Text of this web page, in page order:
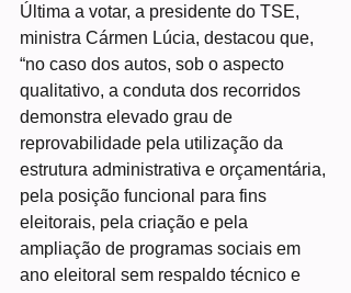
Última a votar, a presidente do TSE,
ministra Cármen Lúcia, destacou que,
“no caso dos autos, sob o aspecto
qualitativo, a conduta dos recorridos
demonstra elevado grau de
reprovabilidade pela utilização da
estrutura administrativa e orçamentária,
pela posição funcional para fins
eleitorais, pela criação e pela
ampliação de programas sociais em
ano eleitoral sem respaldo técnico e